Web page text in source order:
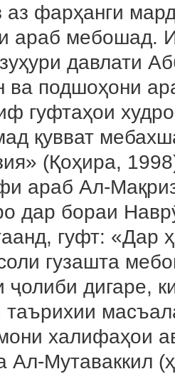
аз фарҳанги
араб мебошад.
давлати
ва подшоҳони
гуфтаҳои
қувват
(Қоҳира,
араб Ал-
дар бораи
гуфт: «Дар
гузашта
ҷолиби дигаре,
таърихии
халифаҳои
Ал-Мутаваккил